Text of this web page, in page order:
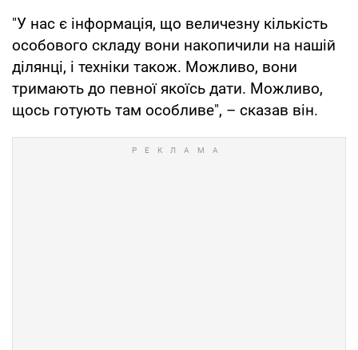
"У нас є інформація, що величезну кількість
особового складу вони накопичили на нашій
ділянці, і техніки також. Можливо, вони
тримають до певної якоїсь дати. Можливо,
щось готують там особливе", – сказав він.